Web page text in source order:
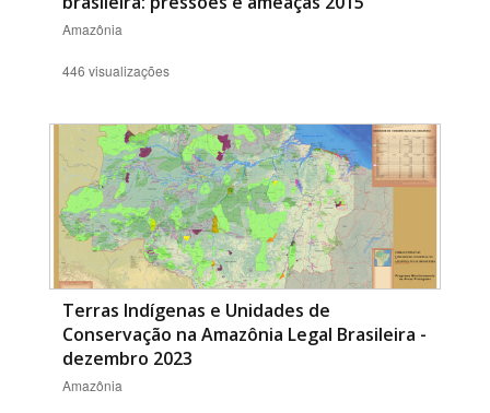
Amazônia
446 visualizações
Terras Indígenas e Unidades de
Conservação na Amazônia Legal Brasileira -
dezembro 2023
Amazônia